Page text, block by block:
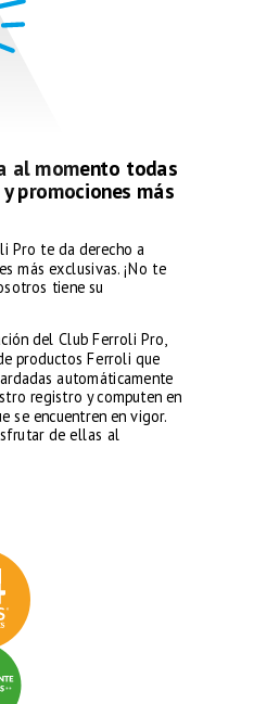
al momento todas
promociones más
Pro te da derecho a
más exclusivas. ¡No te
tiene su
del Club Ferroli Pro,
productos Ferroli que
automáticamente
registro y computen en
se encuentren en vigor.
de ellas al
**